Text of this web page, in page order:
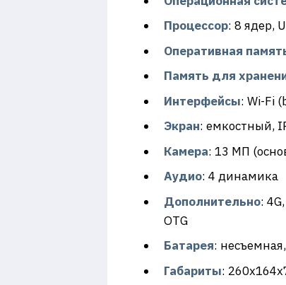
Процессор: 8 ядер,
Оперативная
Память для
Интерфейсы: Wi-Fi
Экран: емкостный,
Камера: 13 МП
Аудио: 4 динамика
Дополнительно:
OTG
Батарея:
Габариты: